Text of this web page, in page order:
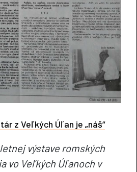
z Veľkých Úľan je „náš“
výstave romských
vo Veľkých Úľanoch v